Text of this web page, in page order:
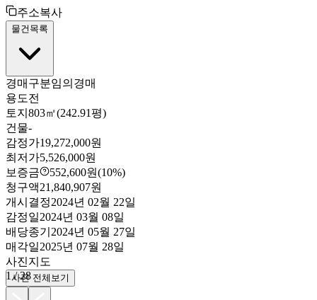
주소복사
물건목록
경매구분임의경매
용도전
토지 803㎡(242.91평)
건물-
감정가19,272,000원
최저가5,526,000원
보증금
552,600원(10%)
청구액21,840,907원
개시결정2024년 02월 22일
감정일2024년 03월 08일
배당종기 2024년 05월 27일
매각일2025년 07월 28일
사진지도
1 /28
사진 전체보기